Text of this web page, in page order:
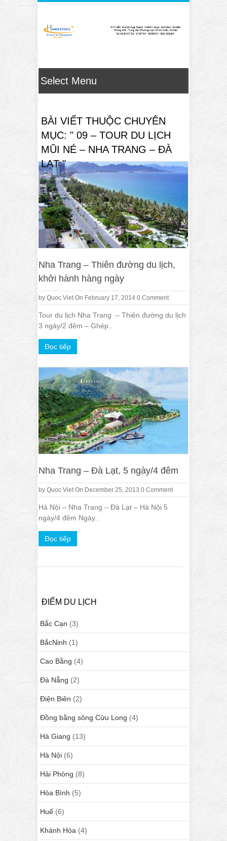
BÀI VIẾT THUỘC CHUYÊN
MỤC: " 09 – TOUR DU LỊCH
MŨI NÉ – NHA TRANG – ĐÀ
LẠT "
Nha Trang – Thiên đường du lịch,
khởi hành hàng ngày
by Quoc Viet On February 17, 2014 0 Comment
Tour du lịch Nha Trang – Thiên đường du lịch
3 ngày/2 đêm – Ghép..
Đọc tiếp
Nha Trang – Đà Lạt, 5 ngày/4 đêm
by Quoc Viet On December 25, 2013 0 Comment
Hà Nội – Nha Trang – Đà Lạt – Hà Nội 5
ngày/4 đêm Ngày..
Đọc tiếp
ĐIỂM DU LỊCH
Bắc Cạn (3)
BắcNinh (1)
Cao Bằng (4)
Đà Nẵng (2)
Điện Biên (2)
Đồng bằng sông Cửu Long (4)
Hà Giang (13)
Hà Nội (6)
Hải Phòng (8)
Hòa Bình (5)
Huế (6)
Khánh Hòa (4)